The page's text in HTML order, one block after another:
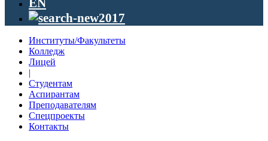
EN
Институты/Факультеты
Колледж
Лицей
|
Студентам
Аспирантам
Преподавателям
Спецпроекты
Контакты